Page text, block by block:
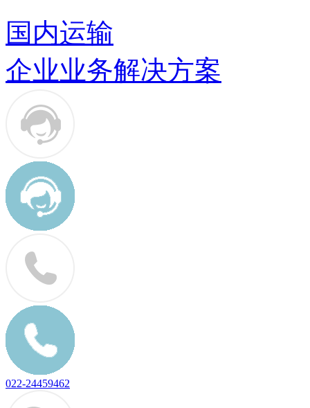
国内运输
企业业务解决方案
022-24459462